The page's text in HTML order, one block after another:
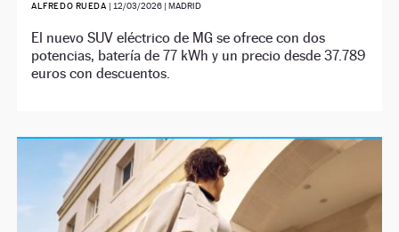
ALFREDO RUEDA | 12/03/2026 | MADRID
El nuevo SUV eléctrico de MG se ofrece con dos
potencias, batería de 77 kWh y un precio desde 37.789
euros con descuentos.